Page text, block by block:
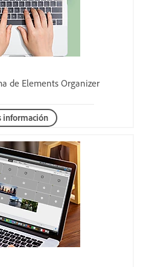
de Elements Organizer
información